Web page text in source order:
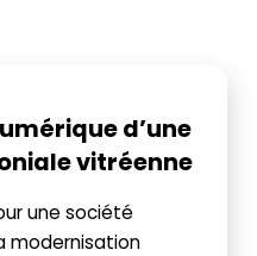
d’une
vitréenne
une société
modernisation